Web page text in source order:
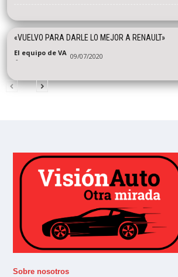
«VUELVO PARA DARLE LO MEJOR A RENAULT»
El equipo de VA
- 09/07/2020
Sobre nosotros